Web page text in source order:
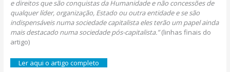
e direitos que são conquistas da Humanidade e não concessões de
qualquer líder, organização, Estado ou outra entidade e se são
indispensáveis numa sociedade capitalista eles terão um papel ainda
mais destacado numa sociedade pós-capitalista.”(linhas finais do
artigo)
Ler aqui o artigo completo